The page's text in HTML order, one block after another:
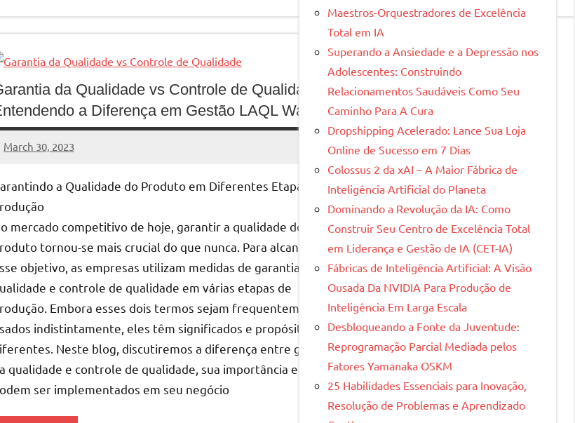
para um Futuro Sustentável
Sustentável
MSc(3)
Signature Dental Partners, Fênix, AZ 85008; (3) Profound
do nosso planeta estão sendo esgotados a uma taxa cada vez
extraídos, transformados em produtos e depois descartados após o
circular. A economia circular visa criar um sistema de loop
resultando num uso mais sustentável e eficiente dos
circular e o seu potencial para criar um futuro mais sustentável.
da Qualidade vs Controle de Qualidade:
a Diferença em Gestão LAQL Way
March 30, 2023
MyBelo
No
a Qualidade do Produto em Diferentes Etapas de
mercado competitivo de hoje, garantir a qualidade do
tornou-se mais crucial do que nunca. Para alcançar
objetivo, as empresas utilizam medidas de garantia da
e controle de qualidade em várias etapas de
Embora esses dois termos sejam frequentemente
indistintamente, eles têm significados e propósitos
Neste blog, discutiremos a diferença entre garantia
qualidade e controle de qualidade, sua importância e como
ser implementados em seu negócio
Maestros-Orquestradores de Excelência
Total em IA
Superando a Ansiedade e a Depressão nos
Adolescentes: Construindo
Relacionamentos Saudáveis Como Seu
Caminho Para A Cura
Dropshipping Acelerado: Lance Sua Loja
Online de Sucesso em 7 Dias
Colossus 2 da xAI – A Maior Fábrica de
Inteligência Artificial do Planeta
Dominando a Revolução da IA: Como
Construir Seu Centro de Excelência Total
em Liderança e Gestão de IA (CET-IA)
Fábricas de Inteligência Artificial: A Visão
Ousada Da NVIDIA Para Produção de
Inteligência Em Larga Escala
Desbloqueando a Fonte da Juventude:
Reprogramação Parcial Mediada pelos
Fatores Yamanaka OSKM
25 Habilidades Essenciais para Inovação,
Resolução de Problemas e Aprendizado